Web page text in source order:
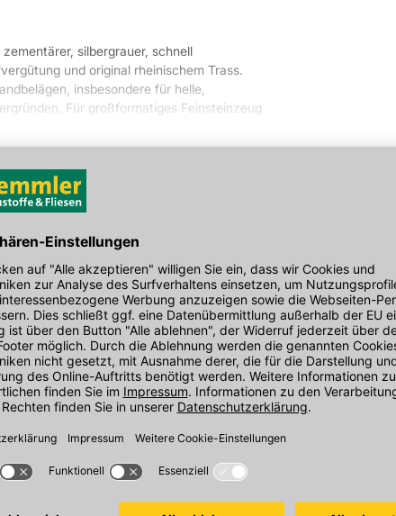
silbergrauer, schnell
und original rheinischem Trass.
insbesondere für helle,
Für großformatiges Feinsteinzeug
und alternativen
Verarbeitungskonsistenz. Mit der
schnelle Erhärtung.
einsetzbar: Dünnbett-, Fließbett-
Art.-Nr.: 7760005
Link um direkt zum Kontaktformular
bearbeiten.